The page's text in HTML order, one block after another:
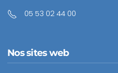
05 53 02 44 00
Nos sites web